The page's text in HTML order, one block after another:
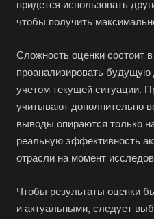
придется использовать
чтобы получить
Сложность оценки состоит
проанализировать будущую
учетом текущей ситуации.
учитывают дополнительно
выводы опираются только
реальную эффективность
отрасли на момент
Чтобы результаты оценки
и актуальными, следует